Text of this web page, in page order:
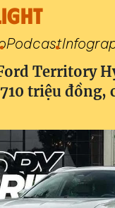
Podcast
Territory
triệu đồng,